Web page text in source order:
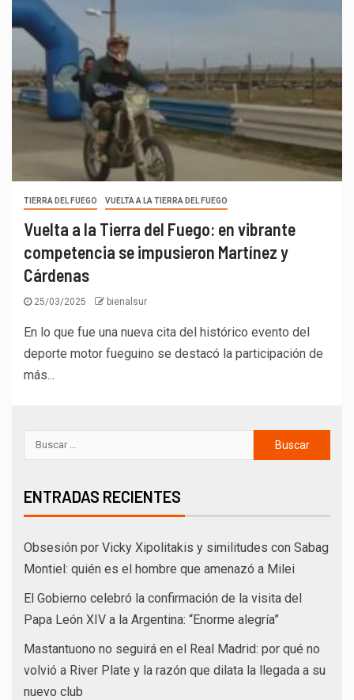
TIERRA DEL FUEGO VUELTA A LA TIERRA DEL FUEGO
Vuelta a la Tierra del Fuego: en vibrante
competencia se impusieron Martínez y
Cárdenas
25/03/2025 bienalsur
En lo que fue una nueva cita del histórico evento del
deporte motor fueguino se destacó la participación de
más...
ENTRADAS RECIENTES
Obsesión por Vicky Xipolitakis y similitudes con Sabag
Montiel: quién es el hombre que amenazó a Milei
El Gobierno celebró la confirmación de la visita del
Papa León XIV a la Argentina: “Enorme alegría”
Mastantuono no seguirá en el Real Madrid: por qué no
volvió a River Plate y la razón que dilata la llegada a su
nuevo club